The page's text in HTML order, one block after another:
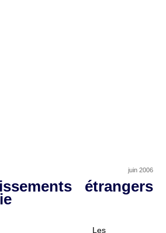
juin 2006
étrangers
Les